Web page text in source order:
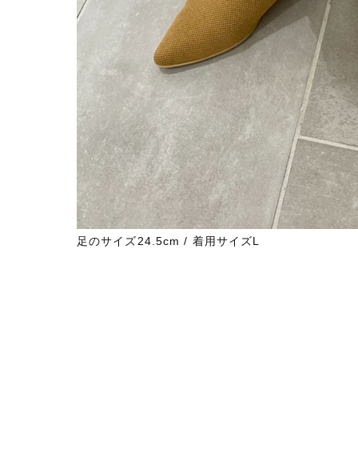
足のサイズ24.5cm / 着用サイズL